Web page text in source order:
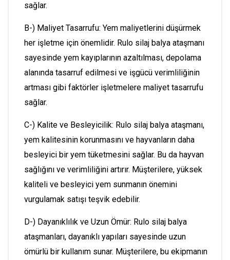
sağlar.
B-) Maliyet Tasarrufu: Yem maliyetlerini düşürmek
her işletme için önemlidir. Rulo silaj balya ataşmanı
sayesinde yem kayıplarının azaltılması, depolama
alanında tasarruf edilmesi ve işgücü verimliliğinin
artması gibi faktörler işletmelere maliyet tasarrufu
sağlar.
C-) Kalite ve Besleyicilik: Rulo silaj balya ataşmanı,
yem kalitesinin korunmasını ve hayvanların daha
besleyici bir yem tüketmesini sağlar. Bu da hayvan
sağlığını ve verimliliğini artırır. Müşterilere, yüksek
kaliteli ve besleyici yem sunmanın önemini
vurgulamak satışı teşvik edebilir.
D-) Dayanıklılık ve Uzun Ömür: Rulo silaj balya
ataşmanları, dayanıklı yapıları sayesinde uzun
ömürlü bir kullanım sunar. Müşterilere, bu ekipmanın